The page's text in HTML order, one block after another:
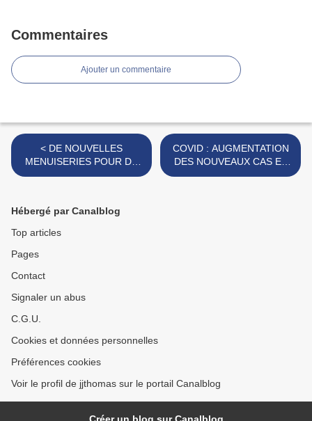
Commentaires
Ajouter un commentaire
< DE NOUVELLES
MENUISERIES POUR DE
FUTURES ÉCONOMIES.
COVID : AUGMENTATION
DES NOUVEAUX CAS ET
DES TESTS. >
Hébergé par Canalblog
Top articles
Pages
Contact
Signaler un abus
C.G.U.
Cookies et données personnelles
Préférences cookies
Voir le profil de jjthomas sur le portail Canalblog